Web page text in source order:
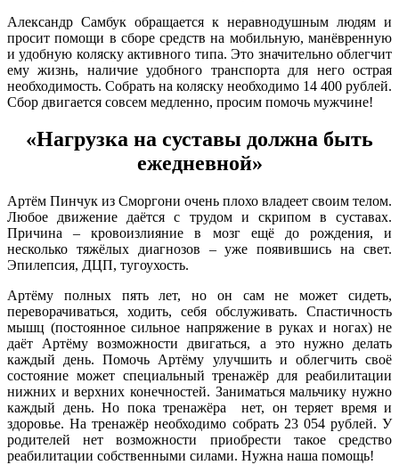
Александр Самбук обращается к неравнодушным людям и
просит помощи в сборе средств на мобильную, манёвренную
и удобную коляску активного типа. Это значительно облегчит
ему жизнь, наличие удобного транспорта для него острая
необходимость. Собрать на коляску необходимо 14 400 рублей.
Сбор двигается совсем медленно, просим помочь мужчине!
«Нагрузка на суставы должна быть
ежедневной»
Артём Пинчук из Сморгони очень плохо владеет своим телом.
Любое движение даётся с трудом и скрипом в суставах.
Причина – кровоизлияние в мозг ещё до рождения, и
несколько тяжёлых диагнозов – уже появившись на свет.
Эпилепсия, ДЦП, тугоухость.
Артёму полных пять лет, но он сам не может сидеть,
переворачиваться, ходить, себя обслуживать. Спастичность
мышц (постоянное сильное напряжение в руках и ногах) не
даёт Артёму возможности двигаться, а это нужно делать
каждый день. Помочь Артёму улучшить и облегчить своё
состояние может специальный тренажёр для реабилитации
нижних и верхних конечностей. Заниматься мальчику нужно
каждый день. Но пока тренажёра нет, он теряет время и
здоровье. На тренажёр необходимо собрать 23 054 рублей. У
родителей нет возможности приобрести такое средство
реабилитации собственными силами. Нужна наша помощь!